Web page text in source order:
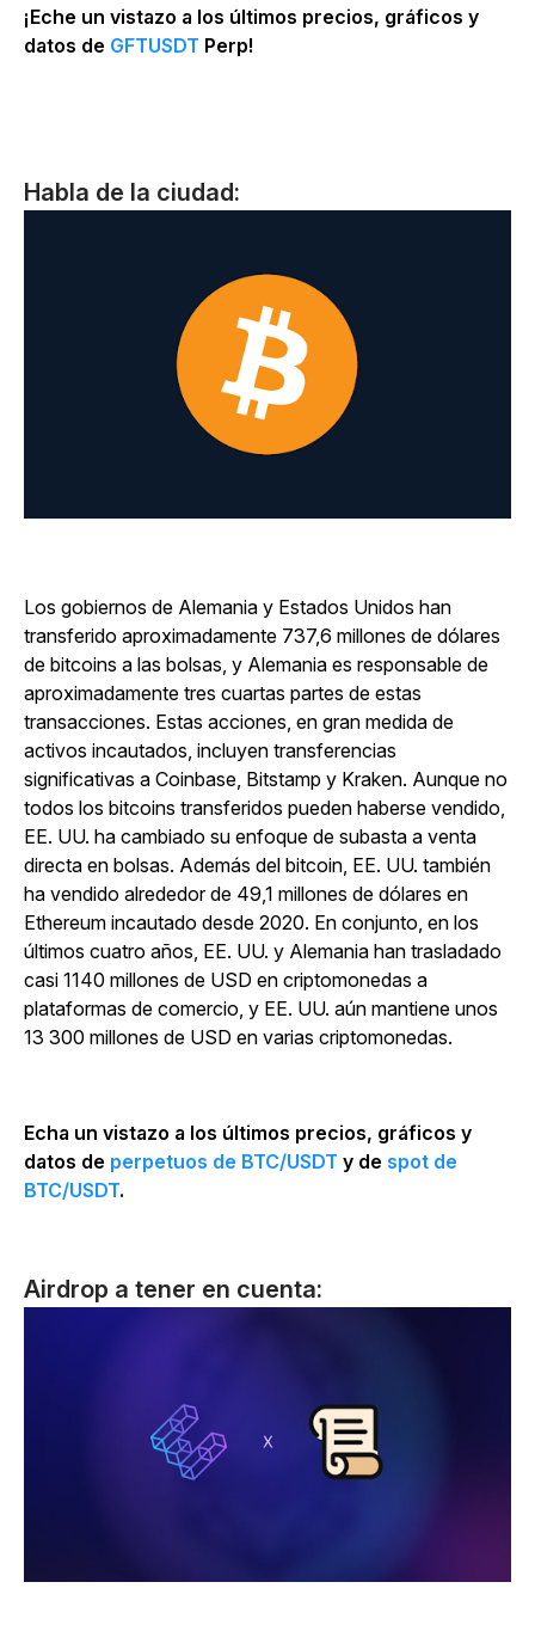
¡Eche un vistazo a los últimos precios, gráficos y
datos de GFTUSDT Perp!
Habla de la ciudad:
Los gobiernos de Alemania y Estados Unidos han
transferido aproximadamente 737,6 millones de dólares
de bitcoins a las bolsas, y Alemania es responsable de
aproximadamente tres cuartas partes de estas
transacciones. Estas acciones, en gran medida de
activos incautados, incluyen transferencias
significativas a Coinbase, Bitstamp y Kraken. Aunque no
todos los bitcoins transferidos pueden haberse vendido,
EE. UU. ha cambiado su enfoque de subasta a venta
directa en bolsas. Además del bitcoin, EE. UU. también
ha vendido alrededor de 49,1 millones de dólares en
Ethereum incautado desde 2020. En conjunto, en los
últimos cuatro años, EE. UU. y Alemania han trasladado
casi 1140 millones de USD en criptomonedas a
plataformas de comercio, y EE. UU. aún mantiene unos
13 300 millones de USD en varias criptomonedas.
Echa un vistazo a los últimos precios, gráficos y
datos de perpetuos de BTC/USDT y de spot de
BTC/USDT.
Airdrop a tener en cuenta: